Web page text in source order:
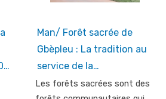
Man/ Forêt sacrée de
Gbèpleu : La tradition au
service de la…
Les forêts sacrées sont des